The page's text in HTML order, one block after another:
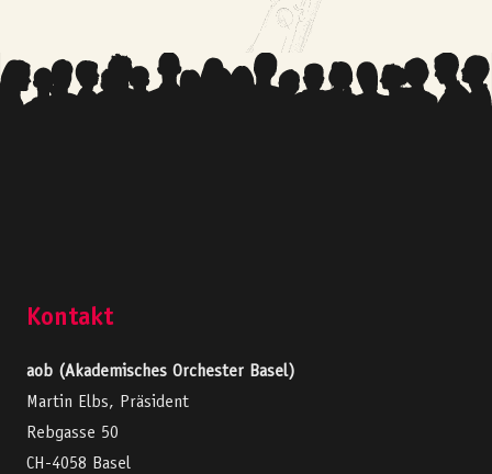
Kontakt
aob (Akademisches Orchester Basel)
Martin Elbs, Präsident
Rebgasse 50
CH-4058 Basel